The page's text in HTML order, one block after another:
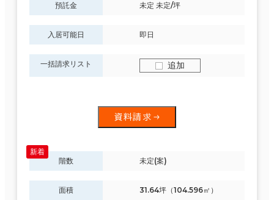
預託金 未定 未定/坪
入居可能日 即日
一括請求リスト 追加
資料請求
階数 未定(案)
面積 31.64坪（104.596㎡）